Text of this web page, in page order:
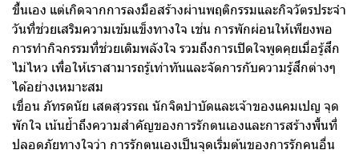
ขึ้นเอง แต่เกิดจากการลงมือสร้างผ่านพฤติกรรมและกิจวัตรประจำ
วันที่ช่วยเสริมความเข้มแข็งทางใจ เช่น การพักผ่อนให้เพียงพอ
การทำกิจกรรมที่ช่วยเติมพลังใจ รวมถึงการเปิดใจพูดคุยเมื่อรู้สึก
ไม่ไหว เพื่อให้เราสามารถรู้เท่าทันและจัดการกับความรู้สึกต่างๆ
ได้อย่างเหมาะสม
เขื่อน ภัทรดนัย เสตสุวรรณ นักจิตบำบัดและเจ้าของแคมเปญ จุด
พักใจ เน้นย้ำถึงความสำคัญของการรักตนเองและการสร้างพื้นที่
ปลอดภัยทางใจว่า การรักตนเองเป็นจุดเริ่มต้นของการรักคนอื่น